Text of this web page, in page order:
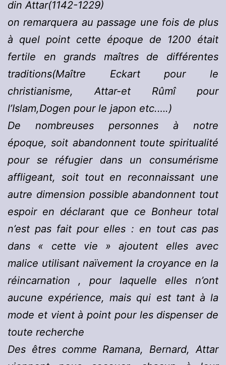
din Attar(1142-1229)
on remarquera au passage une fois de plus
à quel point cette époque de 1200 était
fertile en grands maîtres de différentes
traditions(Maître Eckart pour le
christianisme, Attar-et Rûmî pour
l’Islam,Dogen pour le japon etc.….)
De nombreuses personnes à notre
époque, soit abandonnent toute spiritualité
pour se réfugier dans un consumérisme
affligeant, soit tout en reconnaissant une
autre dimension possible abandonnent tout
espoir en déclarant que ce Bonheur total
n’est pas fait pour elles : en tout cas pas
dans « cette vie » ajoutent elles avec
malice utilisant naïvement la croyance en la
réincarnation , pour laquelle elles n’ont
aucune expérience, mais qui est tant à la
mode et vient à point pour les dispenser de
toute recherche
Des êtres comme Ramana, Bernard, Attar